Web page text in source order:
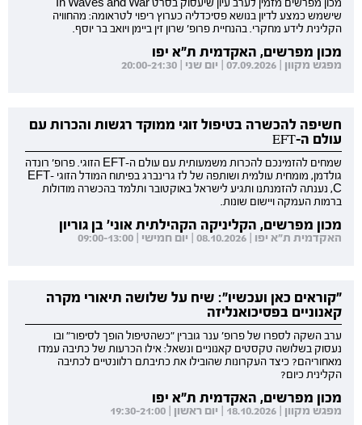
מכון מפרשים מזמין לערב עיון שיעסוק בסרט In Waves and War
שישמש כמצע לדיון בנושא פסיכדליה כערוץ ריפוי לטראומה: מהחוויה
הקלינית לידע מחקרי. בהנחיית פרופ' שרון זין ביימן ויואב בר יוסף.
מכון מפרשים, האקדמית ת"א יפו
מפגש מקוון | 07.09.2026 | יום שני | 20:00-21:30
חשיפה להכשרה בטיפול זוגי ממוקד רגשות והכרות עם
עולם ה-EFT
שמחים להזמינכם להכרות משמעותית עם עולם ה-EFT הזוגי. פרופ' רונדה
גולדמן, מומחית עולמית ושותפה של לז גרינברג בפיתוח המודל הזוגי EFT-
C, נענתה להזמנתנו ותגיע לישראל באוקטובר ותלמד בהכשרה מודולות
ברמות העמקה ויישום שונות.
מכון מפרשים, הקליניקה הקהילתית אוני' בן גוריון
האקדמית ת"א יפו | 08.10.2026 | יום חמישי | 09:00-13:00
"קוראים כאן ועכשיו": שיח על שלושה תיאורי מקרה
קאנוניים בפסיכואנליזה
ערב השקה לספרו של פרופ' ענר גוברין "כשהטיפול הופך לסיפור" ובו
נעסוק בשלושה טקסטים קאנוניים ונשאל: אילו הכרעות של כתיבה עמדו
מאחוריהם? כיצד העקרונות שהובילו את כתיבתם רלוונטיים לכתיבה
הקלינית כיום?
מכון מפרשים, האקדמית ת"א יפו
מפגש מקוון | 18.10.2026 | יום ראשון | 19:30-21:00